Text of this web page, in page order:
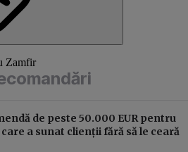
Zamfir
de peste 50.000 EUR pentru
a sunat clienții fără să le ceară